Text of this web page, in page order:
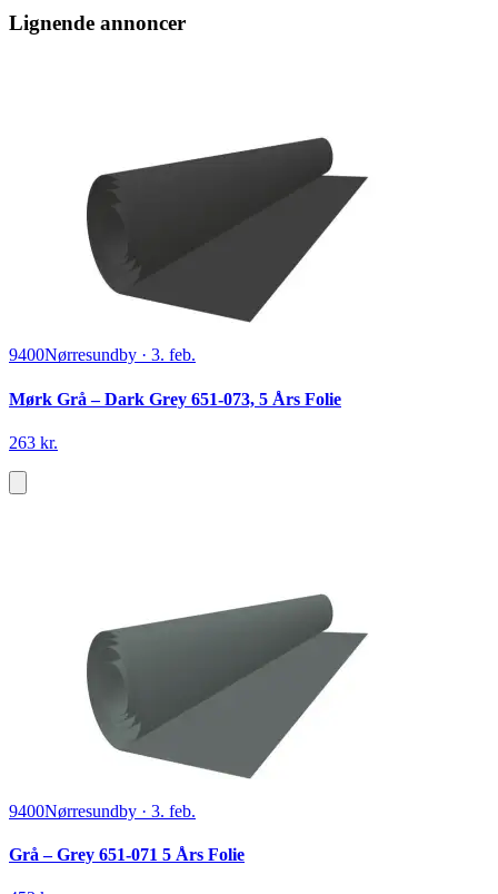
Lignende annoncer
9400Nørresundby · 3. feb.
Mørk Grå – Dark Grey 651-073, 5 Års Folie
263 kr.
9400Nørresundby · 3. feb.
Grå – Grey 651-071 5 Års Folie